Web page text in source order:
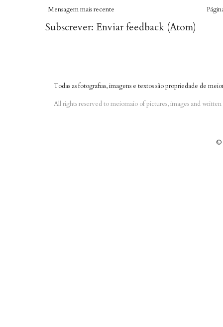
Mensagem mais recente
Subscrever: Enviar feedback (Atom)
Todas as fotografias, imagens e textos são propriedade de
All rights reserved to meiomaio of pictures, images and
©